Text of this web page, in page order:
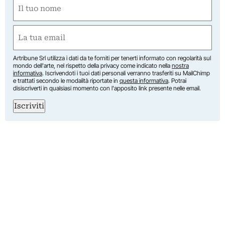
(Obbligatorio)
Nome
(Obbligatorio)
Artribune Srl utilizza i dati da te forniti per tenerti informato con regolarità sul
mondo dell'arte, nel rispetto della privacy come indicato nella nostra
informativa. Iscrivendoti i tuoi dati personali verranno trasferiti su MailChimp
e trattati secondo le modalità riportate in questa informativa. Potrai
disiscriverti in qualsiasi momento con l'apposito link presente nelle email.
Iscriviti